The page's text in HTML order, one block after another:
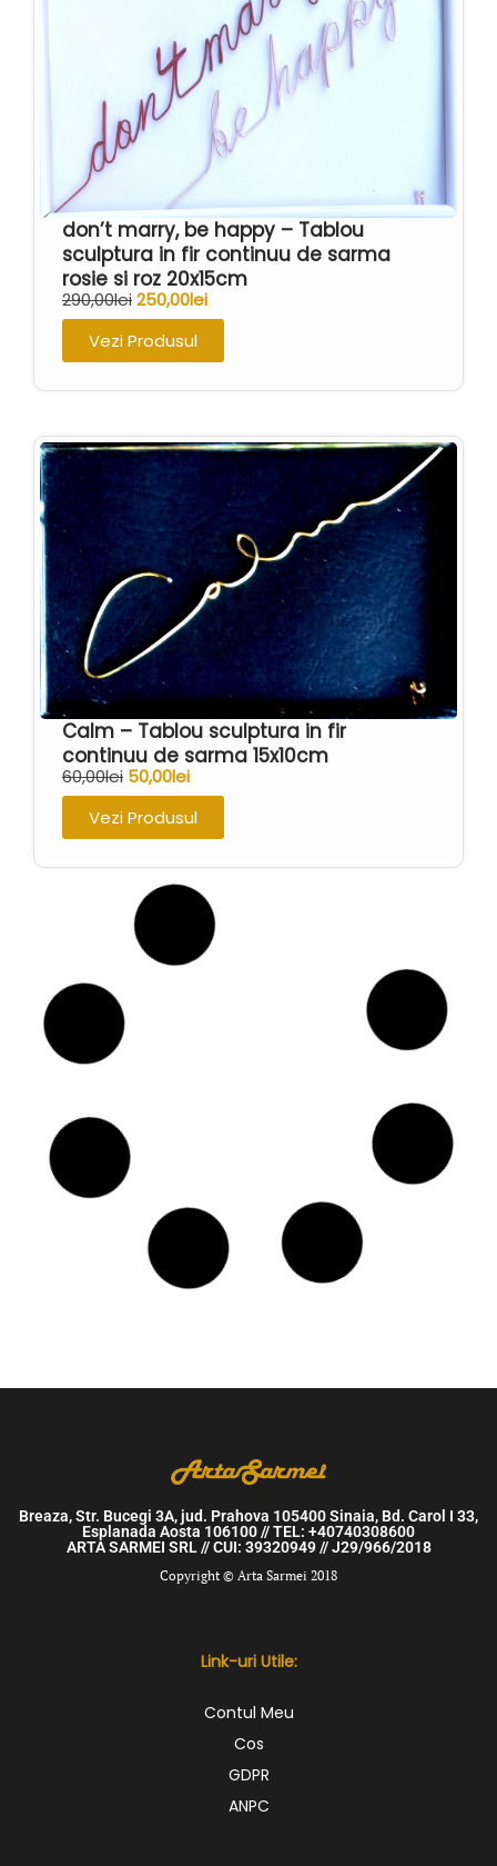
don’t marry, be happy – Tablou
sculptura in fir continuu de sarma
rosie si roz 20x15cm
290,00lei250,00lei
Vezi Produsul
Calm – Tablou sculptura in fir
continuu de sarma 15x10cm
60,00lei 50,00lei
Vezi Produsul
Breaza, Str. Bucegi 3A, jud. Prahova 105400 Sinaia, Bd. Carol I 33,
Esplanada Aosta 106100 // TEL: +40740308600
ARTA SARMEI SRL // CUI: 39320949 // J29/966/2018
Copyright © Arta Sarmei 2018
Link-uri Utile:
Contul Meu
Cos
GDPR
ANPC